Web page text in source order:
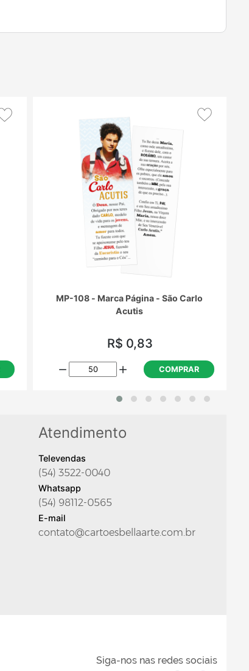
MP-108 - Marca Página - São Carlo
Acutis
R$ 0,83
COMPRAR
Atendimento
Televendas
(54) 3522-0040
Whatsapp
(54) 98112-0565
E-mail
contato@cartoesbellaarte.com.br
Siga-nos nas redes sociais